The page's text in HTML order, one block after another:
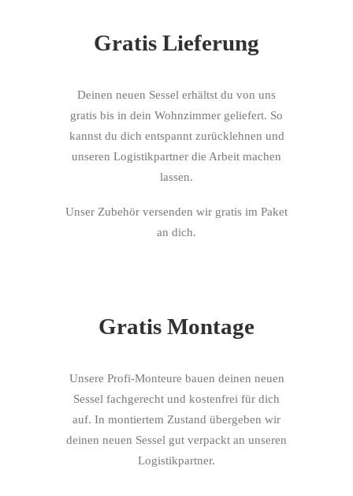
Gratis Lieferung
Deinen neuen Sessel erhältst du von uns
gratis bis in dein Wohnzimmer geliefert. So
kannst du dich entspannt zurücklehnen und
unseren Logistikpartner die Arbeit machen
lassen.
Unser Zubehör versenden wir gratis im Paket
an dich.
Gratis Montage
Unsere Profi-Monteure bauen deinen neuen
Sessel fachgerecht und kostenfrei für dich
auf. In montiertem Zustand übergeben wir
deinen neuen Sessel gut verpackt an unseren
Logistikpartner.